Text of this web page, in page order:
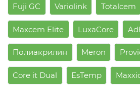
Fuji GC Variolink Totalcem
Maxcem Elite LuxaCore
Полиакрилин Meron
Core it Dual EsTemp